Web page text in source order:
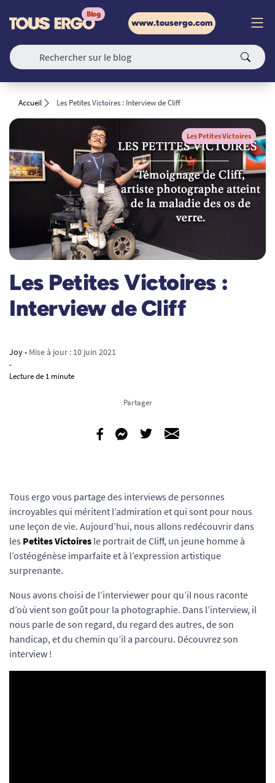
www.tousergo.com
Accueil Les Petites Victoires : Interview de Cliff
Les Petites Victoires :
Interview de Cliff
Joy• Mise à jour : 10 juin 2021
-
Lecture de 1 minute
Partager
Les Petites Victoires
Tous ergo vous partage des interviews de personnes
incroyables qui méritent l’admiration et qui sont pour nous
une leçon de vie. Aujourd’hui, nous allons redécouvrir dans
les Petites Victoires le portrait de Cliff, un jeune homme à
l’ostéogénèse imparfaite et à l’expression artistique
surprenante.
Nous avons choisi de l’interviewer pour qu’il nous raconte
d’où vient son goût pour la photographie. Dans l’interview, il
nous parle de son regard, du regard des autres, de son
handicap, et du chemin qu’il a parcouru. Découvrez son
interview !